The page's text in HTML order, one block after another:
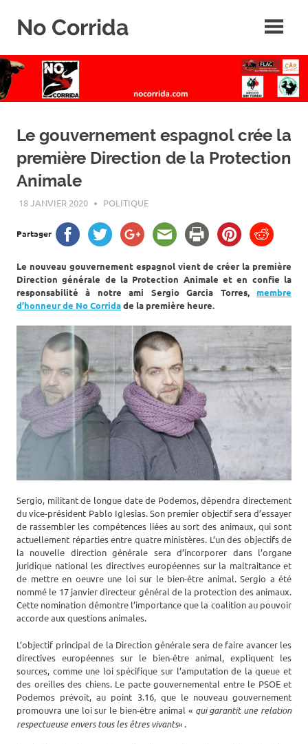
No Corrida
de
la
corrida
Le gouvernement espagnol crée la
première Direction de la Protection
Animale
18 JANVIER 2020 ROGER LAHANA
POLITIQUE
Partager
Le nouveau gouvernement espagnol vient de créer la première
Direction générale de la Protection Animale et en confie la
responsabilité à notre ami Sergio Garcia Torres, membre
d’honneur de No Corridade la première heure.
Sergio, militant de longue date de Podemos, dépendra directement
du vice-président Pablo Iglesias. Son premier objectif sera d’essayer
de rassembler les compétences liées au sort des animaux, qui sont
actuellement réparties entre quatre ministères. L’un des objectifs de
la nouvelle direction générale sera d’incorporer dans l’organe
juridique national les directives européennes sur la maltraitance et
de mettre en oeuvre une loi sur le bien-être animal. Sergio a été
nommé le 17 janvier directeur général de la protection des animaux.
Cette nomination démontre l’importance que la coalition au pouvoir
accorde aux questions animales.
L’objectif principal de la Direction générale sera de faire avancer les
directives européennes sur le bien-être animal, expliquent les
sources, comme une loi spécifique sur l’amputation de la queue et
des oreilles des chiens. Le pacte gouvernemental entre le PSOE et
Podemos prévoit, au point 3.16, que le nouveau gouvernement
promouvra une loi sur le bien-être animal « qui garantit une relation
respectueuse envers tous les êtres vivants« .